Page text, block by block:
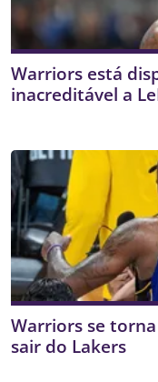
Warriors está
inacreditável a
Warriors se
sair do Lakers